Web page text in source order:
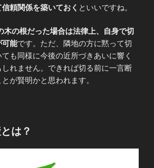
頼関係を築いておく といいですね。
木の根だった場合は法律上、自身で切
可能です。ただ、隣地の方に黙って切
も同様に今後の近所づきあいに響く
れません。できれば切る前に一言断
が賢明かと思われます。
は？